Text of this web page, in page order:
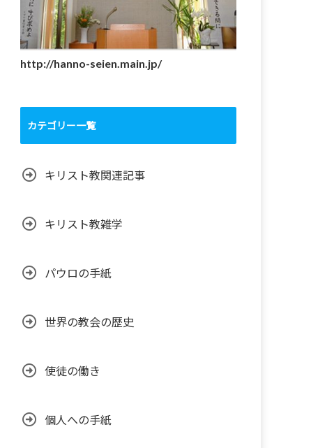
http://hanno-seien.main.jp/
カテゴリー一覧
キリスト教関連記事
キリスト教雑学
パウロの手紙
世界の教会の歴史
使徒の働き
個人への手紙